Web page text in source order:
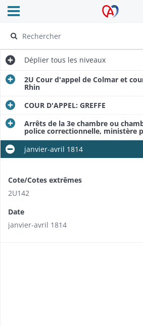
Archives Alsace -
Ouvrir le menu déroulant
Déplier tous les niveaux
2U Cour d'appel de Colmar et
Rhin
COUR D'APPEL: GREFFE
Arrêts de la 3e chambre ou
police correctionnelle, ministère
janvier-avril 1814
Cote/Cotes extrêmes
2U142
Date
janvier-avril 1814